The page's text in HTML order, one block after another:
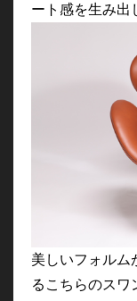
ート感を生み出
美しいフォルム
るこちらのスワ